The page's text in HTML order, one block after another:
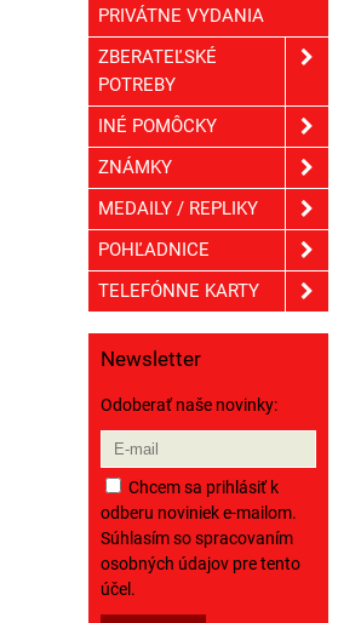
PRIVÁTNE VYDANIA
ZBERATEĽSKÉ
POTREBY
INÉ POMÔCKY
ZNÁMKY
MEDAILY / REPLIKY
POHĽADNICE
TELEFÓNNE KARTY
Newsletter
Odoberať naše novinky:
Chcem sa prihlásiť k
odberu noviniek e-mailom.
Súhlasím so spracovaním
osobných údajov pre tento
účel.